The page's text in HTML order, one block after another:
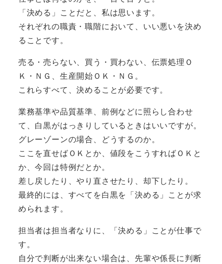
「決める」ことだと、私は思います。
それぞれの職責・職階において、いい悪いを決め
ることです。
売る・売らない、買う・買わない、伝票処理Ｏ
Ｋ・ＮＧ、生産開始ＯＫ・ＮＧ。
これらすべて、決めることが必要です。
業務基準や品質基準、前例などに照らし合わせ
て、白黒がはっきりしているときはいいですが。
グレーゾーンの場合、どうするのか。
ここを直せばＯＫとか、値段をこうすればＯＫと
か、今回は特例だとか。
差し戻したり、やり直させたり、却下したり。
最終的には、すべてを白黒を「決める」ことが求
められます。
担当者は担当者なりに、「決める」ことが仕事で
す。
自分で判断が出来ない場合は、先輩や係長に判断